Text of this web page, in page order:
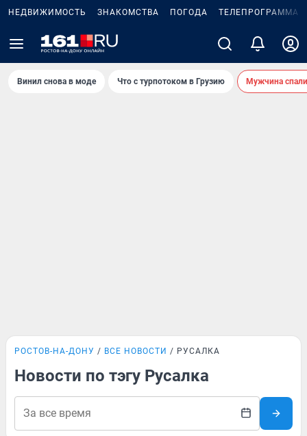
НЕДВИЖИМОСТЬ ЗНАКОМСТВА ПОГОДА ТЕЛЕПРОГРАММА
Винил снова в моде Что с турпотоком в Грузию Мужчина
РОСТОВ-НА-ДОНУ ВСЕ НОВОСТИ РУСАЛКА
Новости по тэгу Русалка